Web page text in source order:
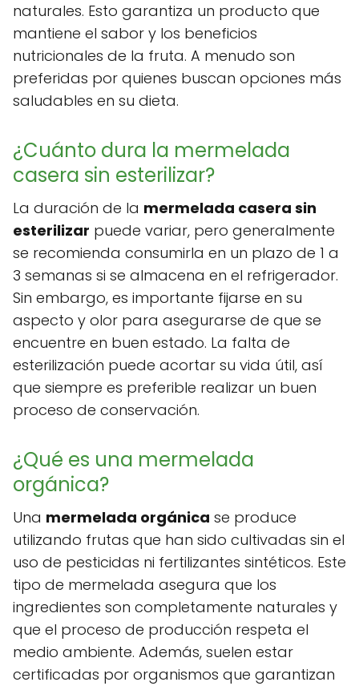
naturales. Esto garantiza un producto que
mantiene el sabor y los beneficios
nutricionales de la fruta. A menudo son
preferidas por quienes buscan opciones más
saludables en su dieta.
¿Cuánto dura la mermelada
casera sin esterilizar?
La duración de la mermelada casera sin
esterilizar puede variar, pero generalmente
se recomienda consumirla en un plazo de 1 a
3 semanas si se almacena en el refrigerador.
Sin embargo, es importante fijarse en su
aspecto y olor para asegurarse de que se
encuentre en buen estado. La falta de
esterilización puede acortar su vida útil, así
que siempre es preferible realizar un buen
proceso de conservación.
¿Qué es una mermelada
orgánica?
Una mermelada orgánica se produce
utilizando frutas que han sido cultivadas sin el
uso de pesticidas ni fertilizantes sintéticos. Este
tipo de mermelada asegura que los
ingredientes son completamente naturales y
que el proceso de producción respeta el
medio ambiente. Además, suelen estar
certificadas por organismos que garantizan